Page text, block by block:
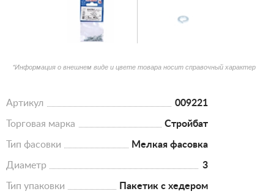
*Информация о внешнем виде и цвете товара носит справочный характер
Артикул 009221
Торговая марка Стройбат
Тип фасовки Мелкая фасовка
Диаметр 3
Тип упаковки Пакетик с хедером